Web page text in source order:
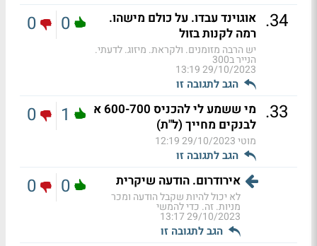
34
. אוגוינד עבדו. על כולם מישהו.
רמה לקנות בזול
יש הרבה מזומנים. ולקראת. מיזוג. לדעתי.
הנייר ב300
29/10/2023 13:19
הגב לתגובה זו
0
0
33
.
מי ששמע לי להכניס 600-700 א
לבנקים מחייך (ל"ת)
מוטי29/10/2023 12:19
הגב לתגובה זו
1
0
אירודרום. הודעה שיקרית
לא יכול להיות שקבל הודעה ומכר
מניות. זה. כדי להמשי
29/10/2023 13:17
הגב לתגובה זו
0
0